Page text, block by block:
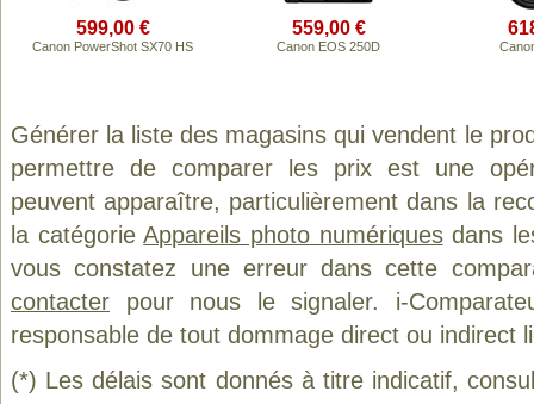
599,00 €
Canon PowerShot SX70 HS
559,00 €
Canon EOS 250D
Générer la liste des magasins qui vendent le
permettre de comparer les prix est une
peuvent apparaître, particulièrement dans la
la catégorieAppareils photo numériquesdans
vous constatez une erreur dans cette
contacter pour nous le signaler. i-
responsable de tout dommage direct ou indirect
(*) Les délais sont donnés à titre indicatif,